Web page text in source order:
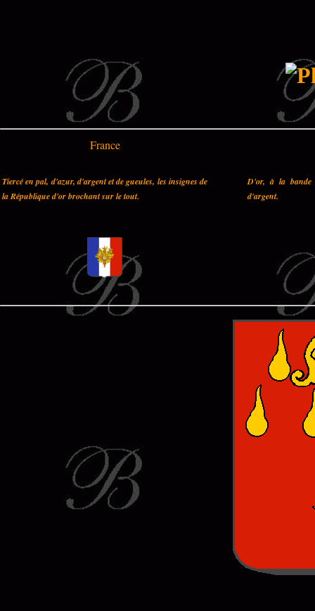
France
Tiercé en pal, d'azur, d'argent et de gueules, les insignes de
la République d'or brochant sur le tout.
D'or, à la bande
d'argent.